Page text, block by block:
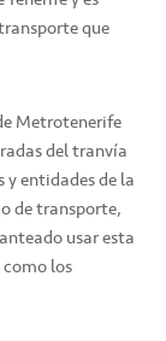
que
Metrotenerife
del tranvía
entidades de la
de transporte,
usar esta
los